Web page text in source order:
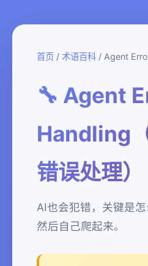
首页 / 术语百科 / Agent
🔧 Agent
Handling
错误处理）
AI也会犯错，关键是
然后自己爬起来。